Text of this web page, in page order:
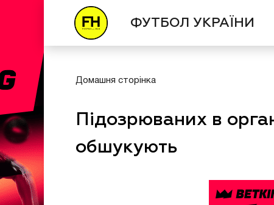
ФУТБОЛ УКРАЇНИ
Домашня сторінка
Підозрюваних в
обшукують